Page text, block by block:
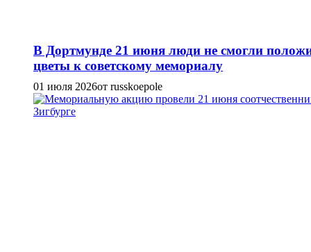
В Дортмунде 21 июня люди не смогли
цветы к советскому мемориалу
01 июля 2026от russkoepole